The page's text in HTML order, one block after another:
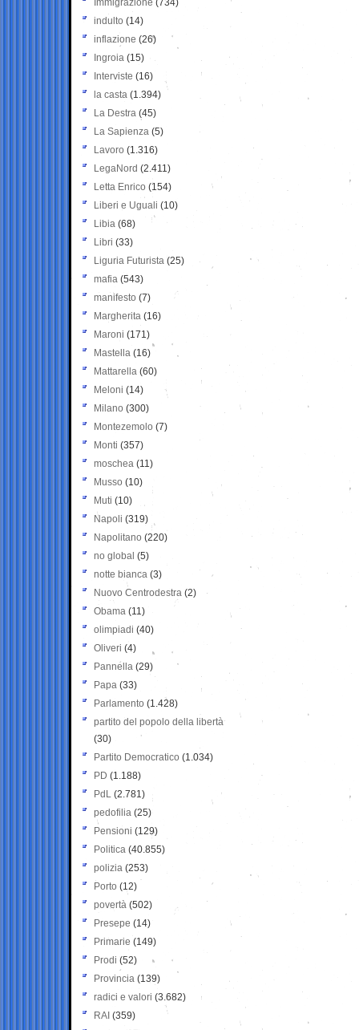
Immigrazione (734)
indulto (14)
inflazione (26)
Ingroia (15)
Interviste (16)
la casta (1.394)
La Destra (45)
La Sapienza (5)
Lavoro (1.316)
LegaNord (2.411)
Letta Enrico (154)
Liberi e Uguali (10)
Libia (68)
Libri (33)
Liguria Futurista (25)
mafia (543)
manifesto (7)
Margherita (16)
Maroni (171)
Mastella (16)
Mattarella (60)
Meloni (14)
Milano (300)
Montezemolo (7)
Monti (357)
moschea (11)
Musso (10)
Muti (10)
Napoli (319)
Napolitano (220)
no global (5)
notte bianca (3)
Nuovo Centrodestra (2)
Obama (11)
olimpiadi (40)
Oliveri (4)
Pannella (29)
Papa (33)
Parlamento (1.428)
partito del popolo della libertà
(30)
Partito Democratico (1.034)
PD (1.188)
PdL (2.781)
pedofilia (25)
Pensioni (129)
Politica (40.855)
polizia (253)
Porto (12)
povertà (502)
Presepe (14)
Primarie (149)
Prodi (52)
Provincia (139)
radici e valori (3.682)
RAI (359)